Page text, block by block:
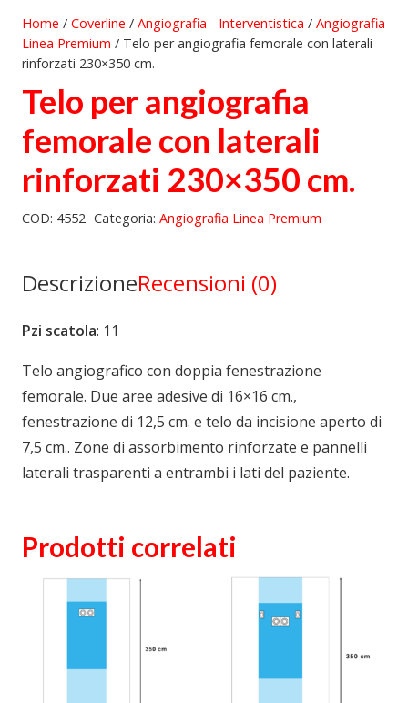
Home / Coverline / Angiografia - Interventistica / Angiografia
Linea Premium / Telo per angiografia femorale con laterali
rinforzati 230×350 cm.
Telo per angiografia
femorale con laterali
rinforzati 230×350 cm.
COD: 4552 Categoria: Angiografia Linea Premium
DescrizioneRecensioni (0)
Pzi scatola: 11
Telo angiografico con doppia fenestrazione
femorale. Due aree adesive di 16×16 cm.,
fenestrazione di 12,5 cm. e telo da incisione aperto di
7,5 cm.. Zone di assorbimento rinforzate e pannelli
laterali trasparenti a entrambi i lati del paziente.
Prodotti correlati